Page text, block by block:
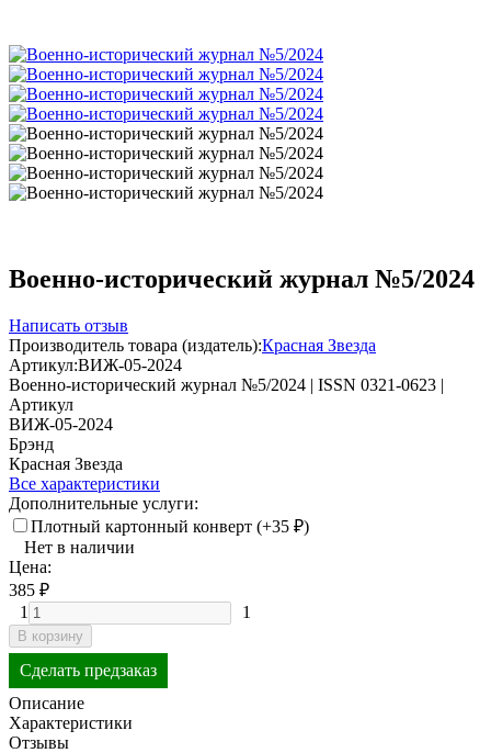
Военно-исторический журнал №5/2024
Написать отзыв
Производитель товара (издатель):Красная Звезда
Артикул:ВИЖ-05-2024
Военно-исторический журнал №5/2024 | ISSN 0321-0623 |
Артикул
ВИЖ-05-2024
Брэнд
Красная Звезда
Все характеристики
Дополнительные услуги:
Плотный картонный конверт (+35 ₽)
Нет в наличии
Цена:
385 ₽
1
1
В корзину
Сделать предзаказ
Описание
Характеристики
Отзывы